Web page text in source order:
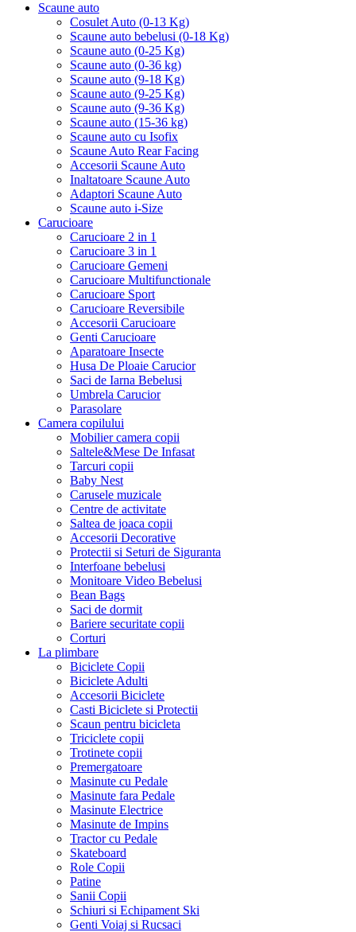
Scaune auto
Cosulet Auto (0-13 Kg)
Scaune auto bebelusi (0-18 Kg)
Scaune auto (0-25 Kg)
Scaune auto (0-36 kg)
Scaune auto (9-18 Kg)
Scaune auto (9-25 Kg)
Scaune auto (9-36 Kg)
Scaune auto (15-36 kg)
Scaune auto cu Isofix
Scaune Auto Rear Facing
Accesorii Scaune Auto
Inaltatoare Scaune Auto
Adaptori Scaune Auto
Scaune auto i-Size
Carucioare
Carucioare 2 in 1
Carucioare 3 in 1
Carucioare Gemeni
Carucioare Multifunctionale
Carucioare Sport
Carucioare Reversibile
Accesorii Carucioare
Genti Carucioare
Aparatoare Insecte
Husa De Ploaie Carucior
Saci de Iarna Bebelusi
Umbrela Carucior
Parasolare
Camera copilului
Mobilier camera copii
Saltele&Mese De Infasat
Tarcuri copii
Baby Nest
Carusele muzicale
Centre de activitate
Saltea de joaca copii
Accesorii Decorative
Protectii si Seturi de Siguranta
Interfoane bebelusi
Monitoare Video Bebelusi
Bean Bags
Saci de dormit
Bariere securitate copii
Corturi
La plimbare
Biciclete Copii
Biciclete Adulti
Accesorii Biciclete
Casti Biciclete si Protectii
Scaun pentru bicicleta
Triciclete copii
Trotinete copii
Premergatoare
Masinute cu Pedale
Masinute fara Pedale
Masinute Electrice
Masinute de Impins
Tractor cu Pedale
Skateboard
Role Copii
Patine
Sanii Copii
Schiuri si Echipament Ski
Genti Voiaj si Rucsaci